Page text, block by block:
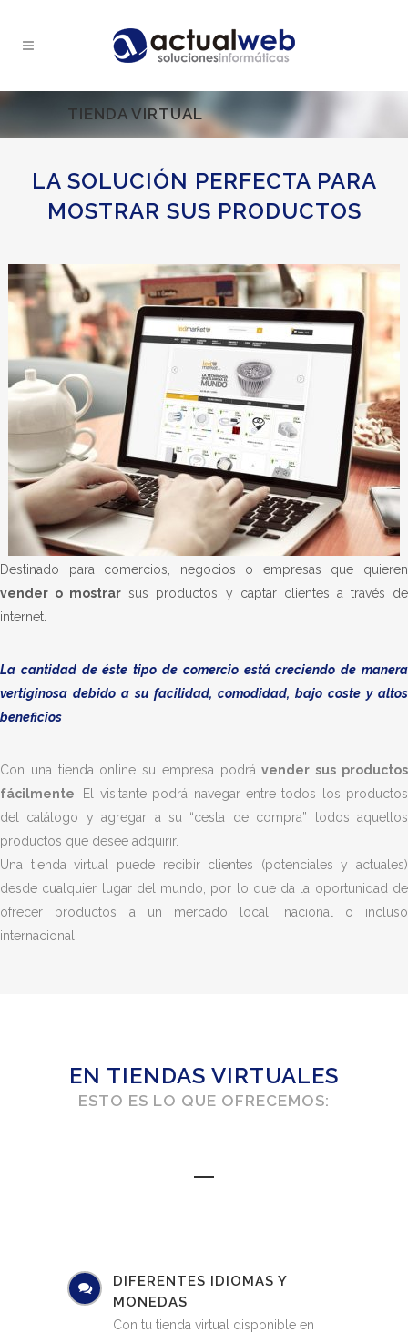
TIENDA VIRTUAL
LA SOLUCIÓN PERFECTA PARA
MOSTRAR SUS PRODUCTOS
Destinado para comercios, negocios o empresas que quieren
vender o mostrar sus productos y captar clientes a través de
internet.
La cantidad de éste tipo de comercio está creciendo de manera
vertiginosa debido a su facilidad, comodidad, bajo coste y altos
beneficios
Con una tienda online su empresa podrávender sus productos
fácilmente . El visitante podrá navegar entre todos los productos
del catálogo y agregar a su “cesta de compra” todos aquellos
productos que desee adquirir.
Una tienda virtual puede recibir clientes (potenciales y actuales)
desde cualquier lugar del mundo, por lo que da la oportunidad de
ofrecer productos a un mercado local, nacional o incluso
internacional.
EN TIENDAS VIRTUALES
ESTO ES LO QUE OFRECEMOS:
DIFERENTES IDIOMAS Y
MONEDAS
Con tu tienda virtual disponible en